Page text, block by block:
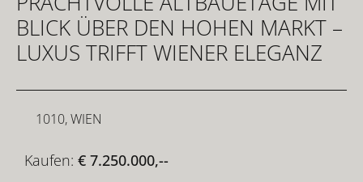
FÜR DEVELOPER
KONTAKT
BLICK ÜBER DEN HOHEN MARKT –
LUXUS TRIFFT WIENER ELEGANZ
1010, WIEN
Kaufen: € 7.250.000,--